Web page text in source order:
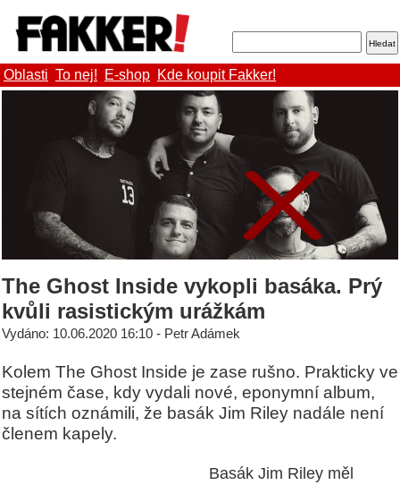
Oblasti To nej! E-shop Kde koupit Fakker!
The Ghost Inside vykopli basáka. Prý
kvůli rasistickým urážkám
Vydáno: 10.06.2020 16:10 - Petr Adámek
Kolem The Ghost Inside je zase rušno. Prakticky ve
stejném čase, kdy vydali nové, eponymní album,
na sítích oznámili, že basák Jim Riley nadále není
členem kapely.
Basák Jim Riley měl